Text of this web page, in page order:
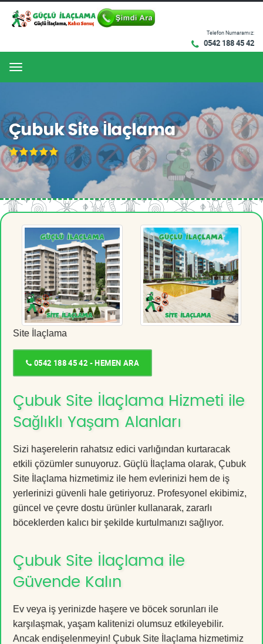
Telefon Numaramız:
0542 188 45 42
Menu
Çubuk Site İlaçlama
Site İlaçlama
0542 188 45 42 - HEMEN ARA
Çubuk Site İlaçlama Hizmeti ile
Sağlıklı Yaşam Alanları
Sizi haşerelerin rahatsız edici varlığından kurtaracak
etkili çözümler sunuyoruz. Güçlü İlaçlama olarak, Çubuk
Site İlaçlama hizmetimiz ile hem evlerinizi hem de iş
yerlerinizi güvenli hale getiriyoruz. Profesyonel ekibimiz,
güncel ve çevre dostu ürünler kullanarak, zararlı
böceklerden kalıcı bir şekilde kurtulmanızı sağlıyor.
Çubuk Site İlaçlama ile
Güvende Kalın
Ev veya iş yerinizde haşere ve böcek sorunları ile
karşılaşmak, yaşam kalitenizi olumsuz etkileyebilir.
Ancak endişelenmeyin! Çubuk Site İlaçlama hizmetimiz